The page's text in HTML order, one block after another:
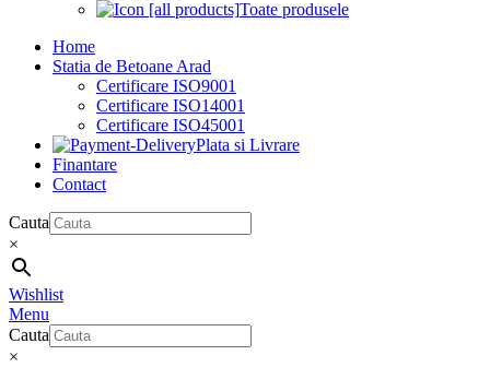
Toate produsele
Home
Statia de Betoane Arad
Certificare ISO9001
Certificare ISO14001
Certificare ISO45001
Plata si Livrare
Finantare
Contact
Cauta
×
Wishlist
Menu
Cauta
×